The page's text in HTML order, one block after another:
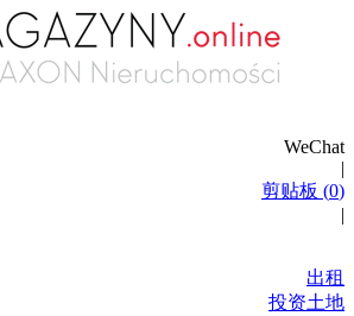
WeChat
|
剪贴板 (0)
|
出租
投资土地